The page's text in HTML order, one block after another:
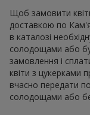
Щоб замовити
доставкою по
в каталозі
солодощами або
замовлення і
квіти з
вчасно передати
солодощами або